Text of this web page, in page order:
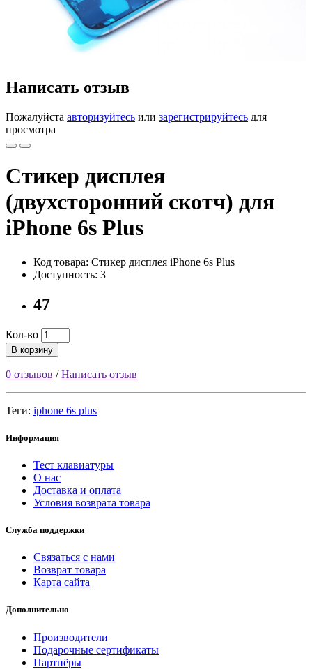
Написать отзыв
Пожалуйста авторизуйтесь или зарегистрируйтесь для
просмотра
Стикер дисплея
(двухсторонний скотч) для
iPhone 6s Plus
Код товара: Стикер дисплея iPhone 6s Plus
Доступность: 3
47
Кол-во
В корзину
0 отзывов /Написать отзыв
Теги: iphone 6s plus
Информация
Тест клавиатуры
О нас
Доставка и оплата
Условия возврата товара
Служба поддержки
Связаться с нами
Возврат товара
Карта сайта
Дополнительно
Производители
Подарочные сертификаты
Партнёры